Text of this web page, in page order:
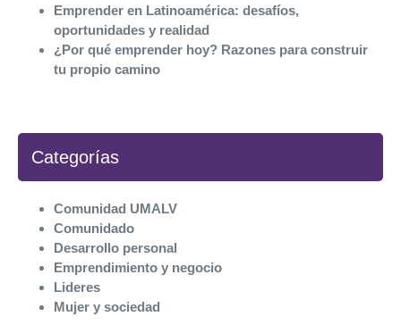
Emprender en Latinoamérica: desafíos,
oportunidades y realidad
¿Por qué emprender hoy? Razones para construir
tu propio camino
Categorías
Comunidad UMALV
Comunidado
Desarrollo personal
Emprendimiento y negocio
Lideres
Mujer y sociedad